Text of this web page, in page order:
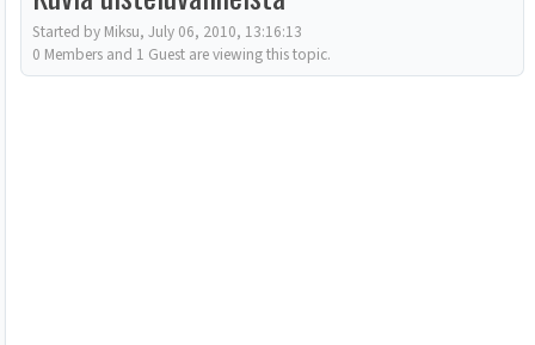
Started by Miksu, July 06, 2010, 13:16:13
0 Members and 1 Guest are viewing this topic.